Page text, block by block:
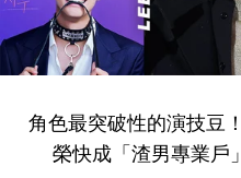
角色最突破性的演技豆
榮快成「渣男專業戶